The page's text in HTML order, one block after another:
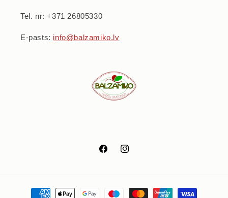
Tel. nr: +371 26805330
E-pasts: info@balzamiko.lv
FacebookInstagram
Maksājumu